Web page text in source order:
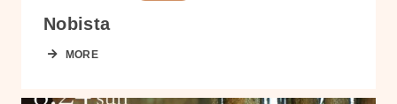
Nobista
MORE